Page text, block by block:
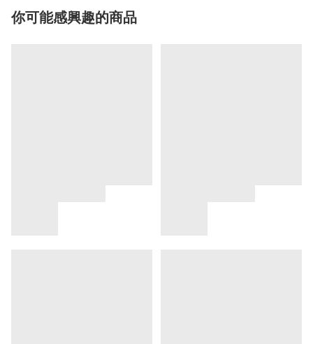
你可能感興趣的商品